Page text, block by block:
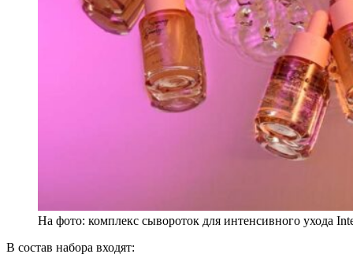
На фото: комплекс сывороток для интенсивного ухода
В состав набора входят: